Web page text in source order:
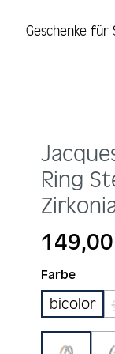
Geschenke für
Ring
Regulärer
Farbe
bicolor